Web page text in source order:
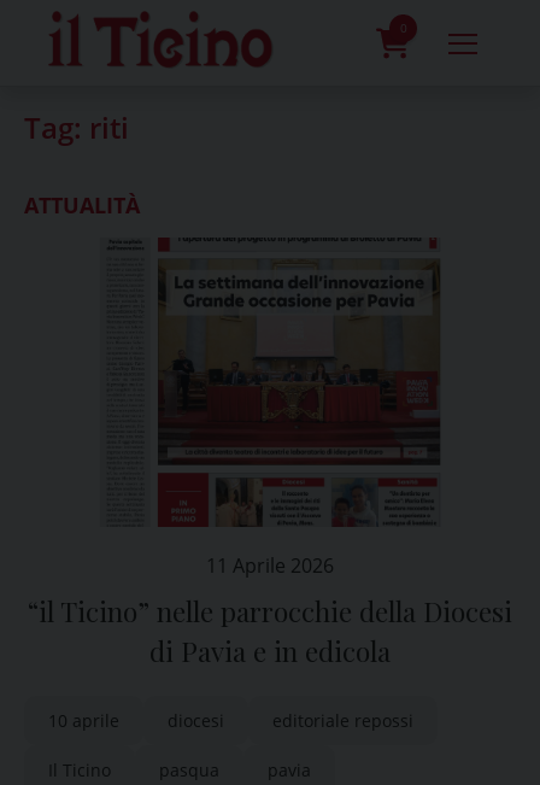
content
0
Tag: riti
ATTUALITÀ
11 Aprile 2026
“il Ticino” nelle parrocchie della Diocesi
di Pavia e in edicola
10 aprile diocesi editoriale repossi
Il Ticino pasqua pavia